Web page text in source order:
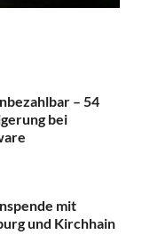
– 54
bei
mit
und Kirchhain